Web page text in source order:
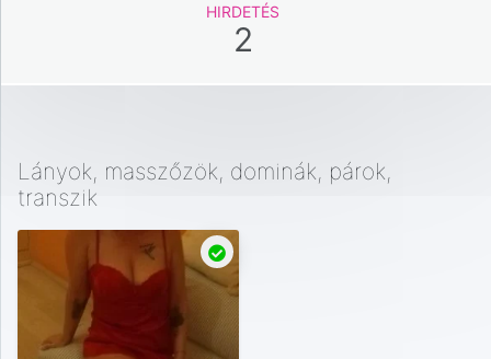
HIRDETÉS
2
Lányok, masszőzök, dominák, párok,
transzik